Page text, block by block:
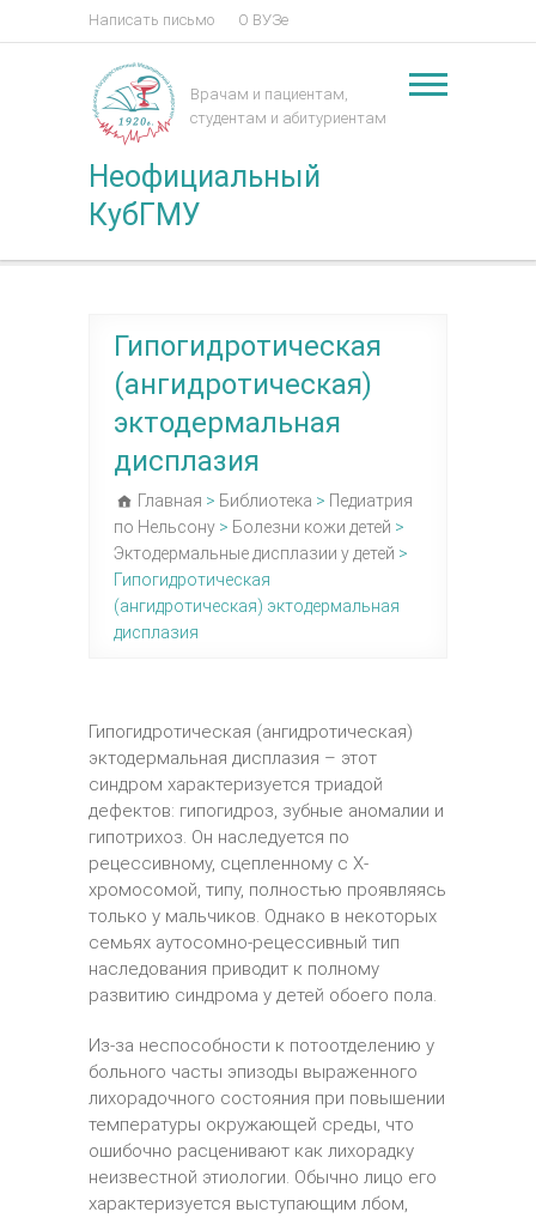
Написать письмо О ВУЗе
Неофициальный
КубГМУ
Врачам и пациентам,
студентам и абитуриентам
Гипогидротическая
(ангидротическая)
эктодермальная
дисплазия
Главная > Библиотека > Педиатрия
по Нельсону > Болезни кожи детей >
Эктодермальные дисплазии у детей >
Гипогидротическая
(ангидротическая) эктодермальная
дисплазия
Гипогидротическая (ангидротическая)
эктодермальная дисплазия – этот
синдром характеризуется триадой
дефектов: гипогидроз, зубные аномалии и
гипотрихоз. Он наследуется по
рецессивному, сцепленному с Х-
хромосомой, типу, полностью проявляясь
только у мальчиков. Однако в некоторых
семьях аутосомно-рецессивный тип
наследования приводит к полному
развитию синдрома у детей обоего пола.
Из-за неспособности к потоотделению у
больного часты эпизоды выраженного
лихорадочного состояния при повышении
температуры окружающей среды, что
ошибочно расценивают как лихорадку
неизвестной этиологии. Обычно лицо его
характеризуется выступающим лбом,